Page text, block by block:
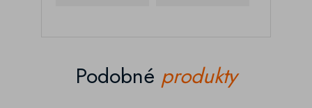
Podobné produkty